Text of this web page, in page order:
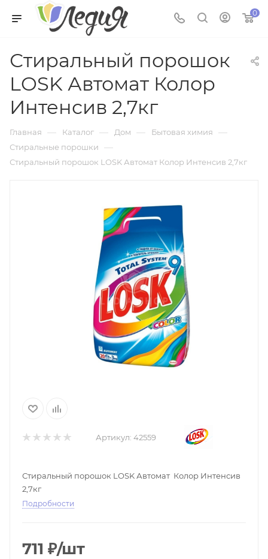
0
Стиральный порошок
LOSK Автомат Колор
Интенсив 2,7кг
Главная — Каталог — Дом — Бытовая химия —
Стиральные порошки —
Стиральный порошок LOSK Автомат Колор Интенсив 2,7кг
Артикул: 42559
Стиральный порошок LOSK Автомат Колор Интенсив
2,7кг
Подробности
711 ₽/шт